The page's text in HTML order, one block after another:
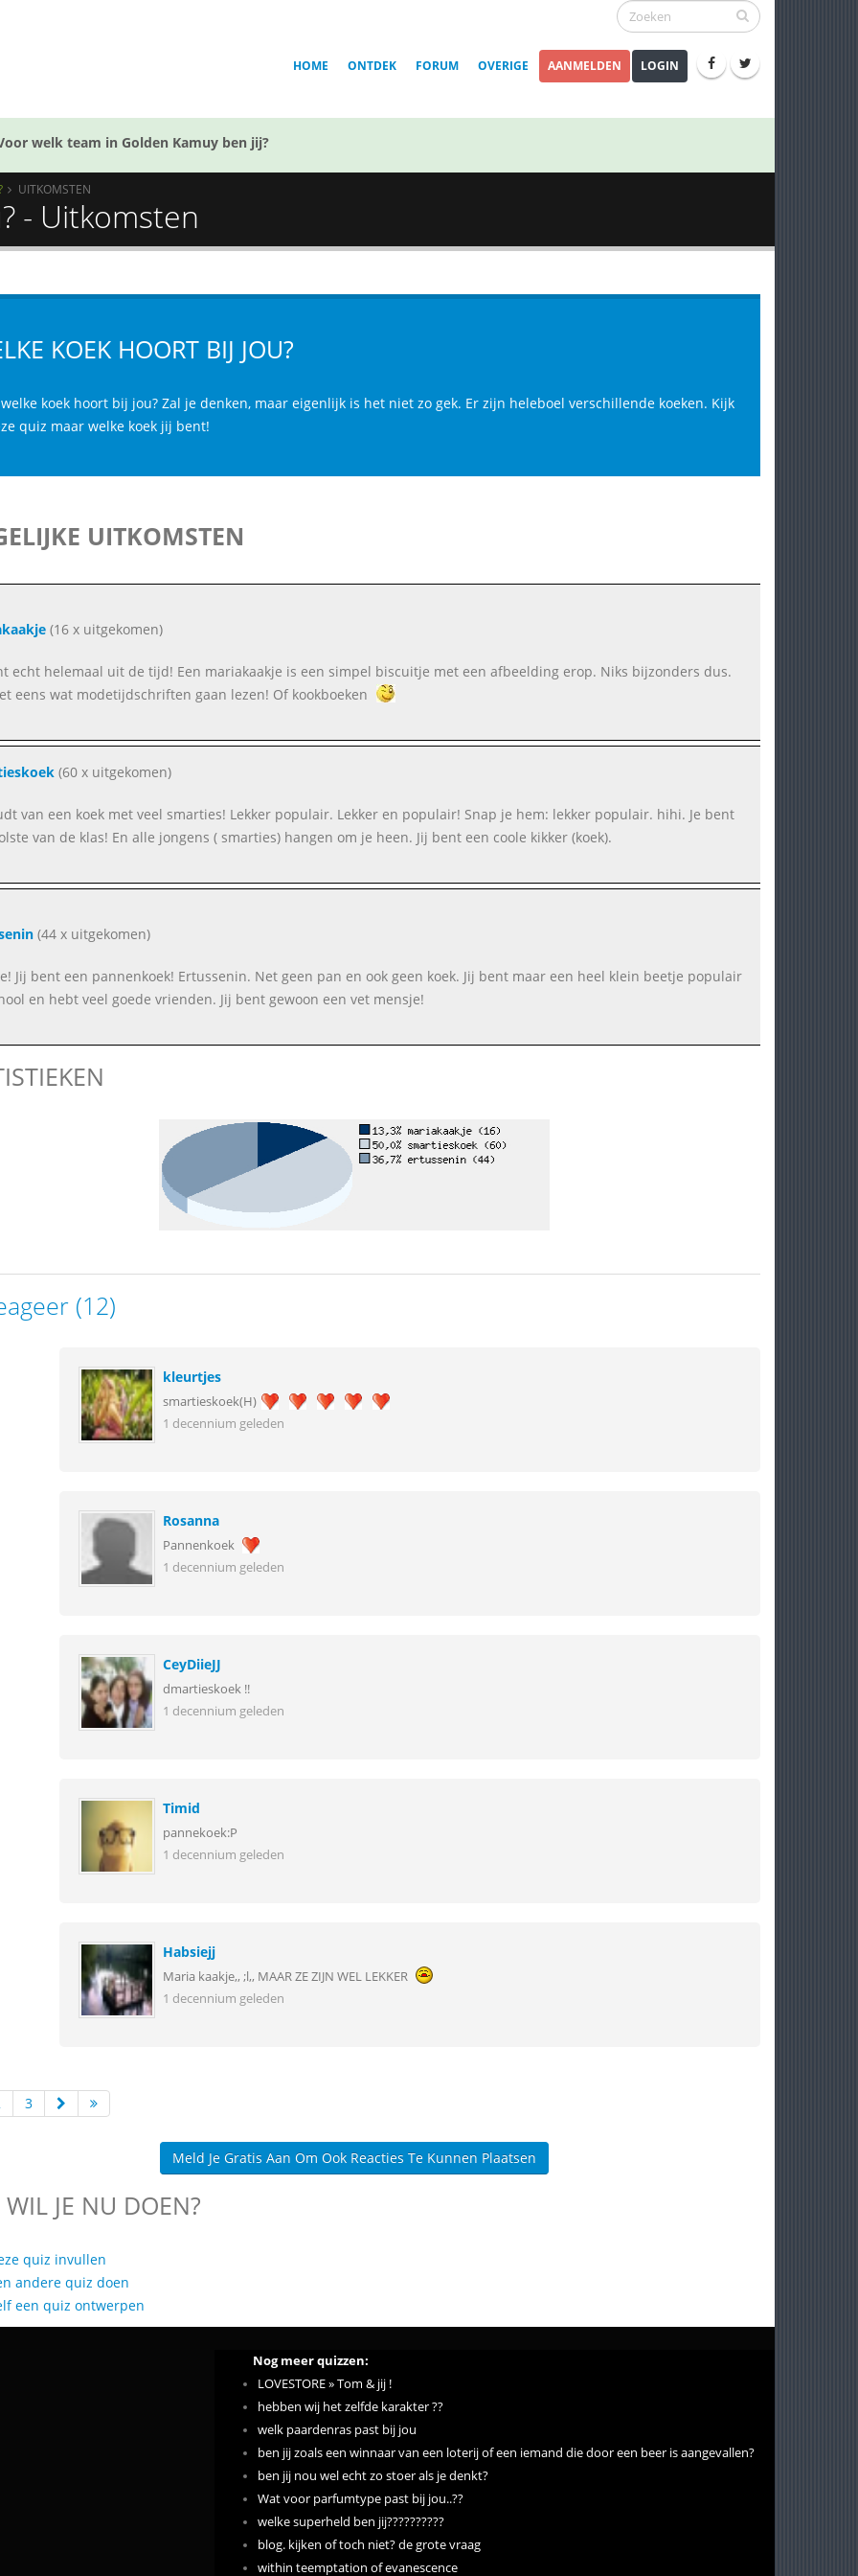
HOME ONTDEK FORUM OVERIGE AANMELDEN LOGIN
welk team in Golden Kamuy ben jij?
UITKOMSTEN
- Uitkomsten
KOEK HOORT BIJ JOU?
koek hoort bij jou? Zal je denken, maar eigenlijk is het niet zo gek. Er zijn heleboel verschillende koeken. Kijk
quiz maar welke koek jij bent!
UITKOMSTEN
(16 x uitgekomen)
echt helemaal uit de tijd! Een mariakaakje is een simpel biscuitje met een afbeelding erop. Niks bijzonders dus.
eens wat modetijdschriften gaan lezen! Of kookboeken
(60 x uitgekomen)
van een koek met veel smarties! Lekker populair. Lekker en populair! Snap je hem: lekker populair. hihi. Je bent
van de klas! En alle jongens ( smarties) hangen om je heen. Jij bent een coole kikker (koek).
(44 x uitgekomen)
Jij bent een pannenkoek! Ertussenin. Net geen pan en ook geen koek. Jij bent maar een heel klein beetje populair
en hebt veel goede vrienden. Jij bent gewoon een vet mensje!
(12)
kleurtjes
smartieskoek(H)
1 decennium geleden
Rosanna
Pannenkoek
1 decennium geleden
CeyDiieJJ
dmartieskoek !!
1 decennium geleden
Timid
pannekoek:P
1 decennium geleden
Habsiejj
Maria kaakje,, ;l,, MAAR ZE ZIJN WEL LEKKER
1 decennium geleden
3
Meld Je Gratis Aan Om Ook Reacties Te Kunnen Plaatsen
JE NU DOEN?
quiz invullen
andere quiz doen
een quiz ontwerpen
Nog meer quizzen:
LOVESTORE » Tom & jij !
hebben wij het zelfde karakter ??
welk paardenras past bij jou
ben jij zoals een winnaar van een loterij of een iemand die door een beer is aangevallen?
ben jij nou wel echt zo stoer als je denkt?
Wat voor parfumtype past bij jou..??
welke superheld ben jij??????????
blog. kijken of toch niet? de grote vraag
within teemptation of evanescence